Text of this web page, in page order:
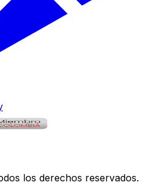
los derechos reservados.